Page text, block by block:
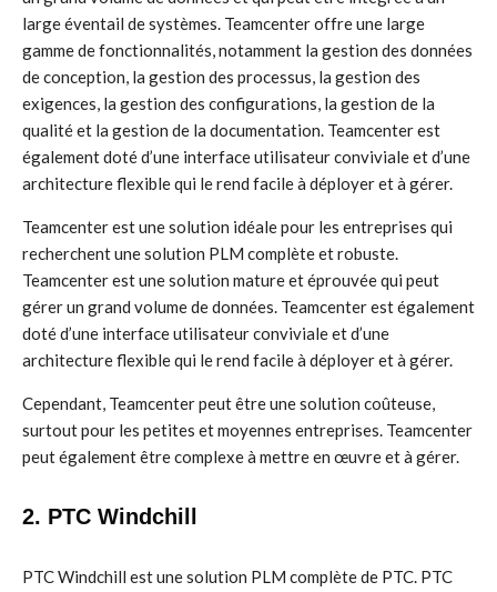
large éventail de systèmes. Teamcenter offre une large
gamme de fonctionnalités, notamment la gestion des données
de conception, la gestion des processus, la gestion des
exigences, la gestion des configurations, la gestion de la
qualité et la gestion de la documentation. Teamcenter est
également doté d’une interface utilisateur conviviale et d’une
architecture flexible qui le rend facile à déployer et à gérer.
Teamcenter est une solution idéale pour les entreprises qui
recherchent une solution PLM complète et robuste.
Teamcenter est une solution mature et éprouvée qui peut
gérer un grand volume de données. Teamcenter est également
doté d’une interface utilisateur conviviale et d’une
architecture flexible qui le rend facile à déployer et à gérer.
Cependant, Teamcenter peut être une solution coûteuse,
surtout pour les petites et moyennes entreprises. Teamcenter
peut également être complexe à mettre en œuvre et à gérer.
2. PTC Windchill
PTC Windchill est une solution PLM complète de PTC. PTC